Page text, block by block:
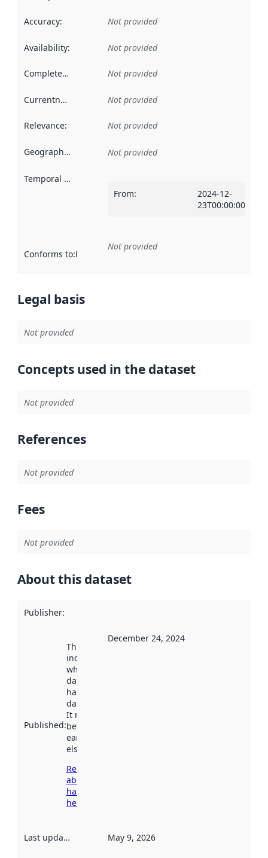
Accuracy: Not provided
Availability: Not provided
Completeness Not provided
Currentness Not provided
Relevance: Not provided
Geographical scope Not provided
Temporal scope
From:
2024-12-
23T00:00:00Z
Conforms to:Reference to an implementation rule or other
Not provided
Legal basis
Not provided
Concepts used in the dataset
Not provided
References
Not provided
Fees
Not provided
About this dataset
Publisher:
Published:
This date
indicates
when the
dataset was
harvested by
data.norge.no.
It may have
been available
earlier
elsewhere.
Read more
about
harvesting
here
December 24, 2024
Last updated May 9, 2026